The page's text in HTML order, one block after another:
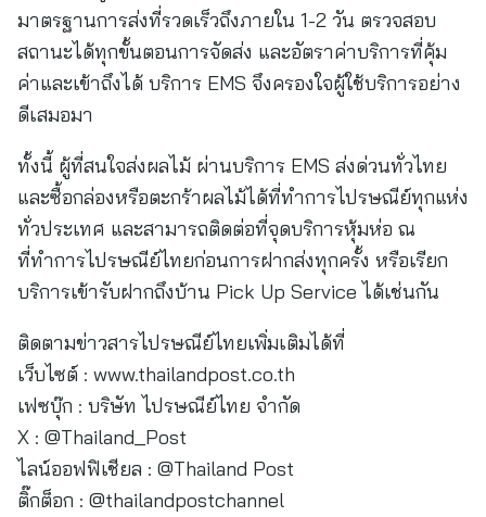
มาตรฐานการส่งที่รวดเร็วถึงภายใน 1-2 วัน ตรวจสอบ
สถานะได้ทุกขั้นตอนการจัดส่ง และอัตราค่าบริการที่คุ้ม
ค่าและเข้าถึงได้ บริการ EMS จึงครองใจผู้ใช้บริการอย่าง
ดีเสมอมา
ทั้งนี้ ผู้ที่สนใจส่งผลไม้ ผ่านบริการ EMS ส่งด่วนทั่วไทย
และซื้อกล่องหรือตะกร้าผลไม้ได้ที่ทำการไปรษณีย์ทุกแห่ง
ทั่วประเทศ และสามารถติดต่อที่จุดบริการหุ้มห่อ ณ
ที่ทำการไปรษณีย์ไทยก่อนการฝากส่งทุกครั้ง หรือเรียก
บริการเข้ารับฝากถึงบ้าน Pick Up Service ได้เช่นกัน
ติดตามข่าวสารไปรษณีย์ไทยเพิ่มเติมได้ที่
เว็บไซต์ : www.thailandpost.co.th
เฟซบุ๊ก : บริษัท ไปรษณีย์ไทย จำกัด
X : @Thailand_Post
ไลน์ออฟฟิเชียล : @Thailand Post
ติ๊กต็อก : @thailandpostchannel